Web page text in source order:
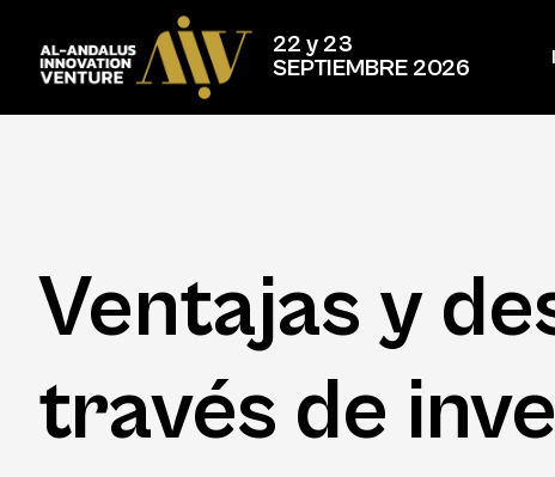
22 y 23
SEPTIEMBRE 2026
Ventajas y
través de